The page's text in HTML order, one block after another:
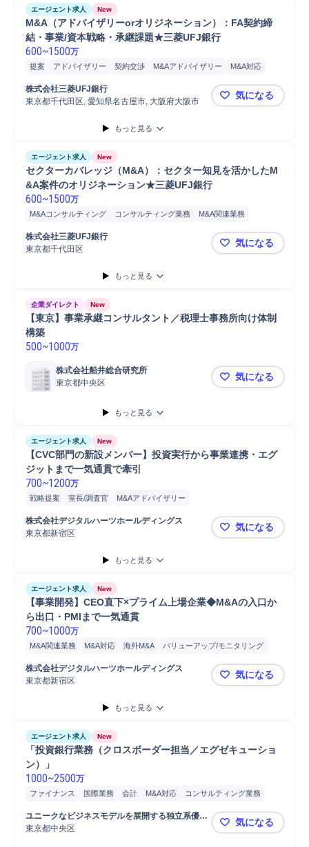
エージェント求人 New
M&A（アドバイザリーorオリジネーション）：FA契約締
結・事業/資本戦略・承継課題★三菱UFJ銀行
600~1500万
提案 アドバイザリー 契約交渉 M&Aアドバイザリー
M&A対応
戦略提案
契約締結
株式会社三菱UFJ銀行
東京都千代田区, 愛知県名古屋市, 大阪府大阪市
M&A（アド
気になる
もっと見る
エージェント求人 New
セクターカバレッジ（M&A）：セクター知見を活かしたM
&A案件のオリジネーション★三菱UFJ銀行
600~1500万
M&Aコンサルティング コンサルティング業務
M&A関連業務
M&A案件担当
M&Aアドバイザリー
株式会社三菱UFJ銀行
東京都千代田区
セクターカ
気になる
もっと見る
企業ダイレクト New
【東京】事業承継コンサルタント／税理士事務所向け体制
構築
500~1000万
株式会社船井総合研究所
東京都中央区
【東京】事
気になる
もっと見る
エージェント求人 New
【CVC部門の新設メンバー】投資実行から事業連携・エグ
ジットまで一気通貫で牽引
700~1200万
戦略提案 室長/調査官
M&Aアドバイザリー
バリューアップ/モニタリング
モニタリング
資料作成
CVC
コンサルティング業務
財務 会計 VC++
Microsoft Word
Microsoft Excel
株式会社デジタルハーツホールディングス
東京都新宿区
【CVC部門
気になる
もっと見る
エージェント求人 New
【事業開発】CEO直下×プライム上場企業◆M&Aの入口か
ら出口・PMIまで一気通貫
700~1000万
M&A関連業務 M&A対応 海外M&A
バリューアップ/モニタリング
プロジェクト
ネットワーク
事業計画
M&Aコンサルティング
監査 Microsoft Word
Microsoft Power...
株式会社デジタルハーツホールディングス
東京都新宿区
【事業開発
気になる
もっと見る
エージェント求人 New
「投資銀行業務（クロスボーダー担当／エグゼキューショ
ン）」
1000~2500万
ファイナンス 国際業務 会計 M&A対応
コンサルティング業務
M&Aアドバイザリー
M&Aコンサルティング
顧客対応 財務
ユニークなビジネスモデルを展開する独立系優良
中堅証券会社
東京都中央区 「投資銀行
気になる